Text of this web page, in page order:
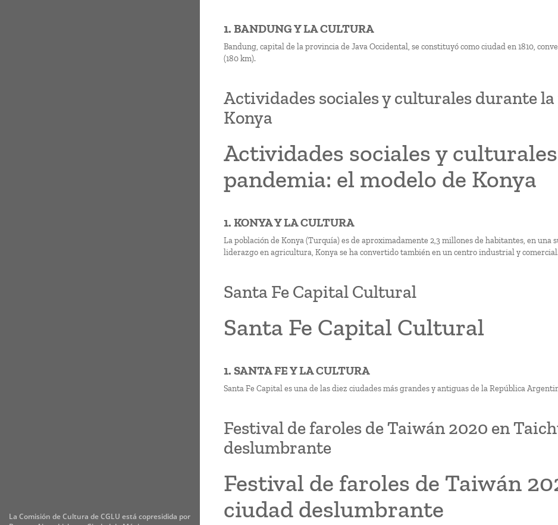
La Comisión de Cultura de CGLU está copresidida por
1. BANDUNG Y LA CULTURA
Bandung, capital de la provincia de Java Occidental, se constituyó como ciudad en 1810,
(180 km).
Actividades sociales y culturales durante
Konya
Actividades sociales y
pandemia: el modelo de Konya
1. KONYA Y LA CULTURA
La población de Konya (Turquía) es de aproximadamente 2,3 millones de habitantes, en una
liderazgo en agricultura, Konya se ha convertido también en un centro industrial y
Santa Fe Capital Cultural
Santa Fe Capital Cultural
1. SANTA FE Y LA CULTURA
Santa Fe Capital es una de las diez ciudades más grandes y antiguas de la República
Festival de faroles de Taiwán 2020 en
deslumbrante
Festival de faroles de Taiwán
ciudad deslumbrante